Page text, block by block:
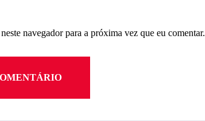
navegador para a próxima vez que eu comentar.